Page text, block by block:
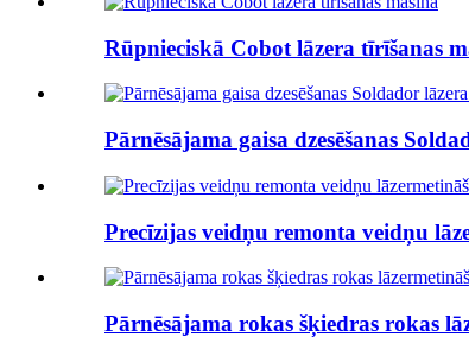
Rūpnieciskā Cobot lāzera tīrīšanas
Pārnēsājama gaisa dzesēšanas
Precīzijas veidņu remonta veidņu
Pārnēsājama rokas šķiedras rokas